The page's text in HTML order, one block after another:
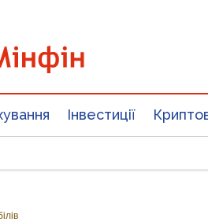
Інвестиції